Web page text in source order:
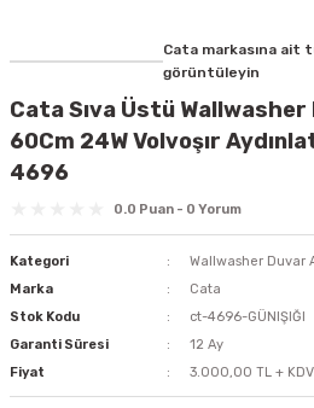
Cata markasına ait
görüntüleyin
Cata Sıva Üstü
60Cm 24W Volvoşır
4696
0.0 Puan - 0 Yorum
Kategori
Wallwasher Duvar
Marka
Cata
Stok Kodu
ct-4696-GÜNIŞIĞI
Garanti Süresi
12 Ay
Fiyat
3.000,00 TL + KDV